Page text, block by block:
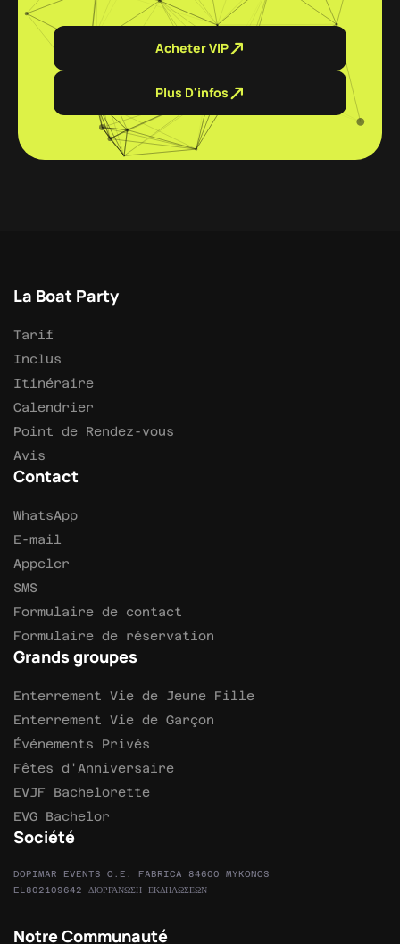
Acheter VIP
Plus D'infos
La Boat Party
Tarif
Inclus
Itinéraire
Calendrier
Point de Rendez-vous
Avis
Contact
WhatsApp
E-mail
Appeler
SMS
Formulaire de contact
Formulaire de réservation
Grands groupes
Enterrement Vie de Jeune Fille
Enterrement Vie de Garçon
Événements Privés
Fêtes d'Anniversaire
EVJF Bachelorette
EVG Bachelor
Société
DOPIMAR EVENTS O.E. FABRICA 84600 MYKONOS
EL802109642 ΔΙΟΡΓΑΝΩΣΗ ΕΚΔΗΛΩΣΕΩΝ
Notre Communauté